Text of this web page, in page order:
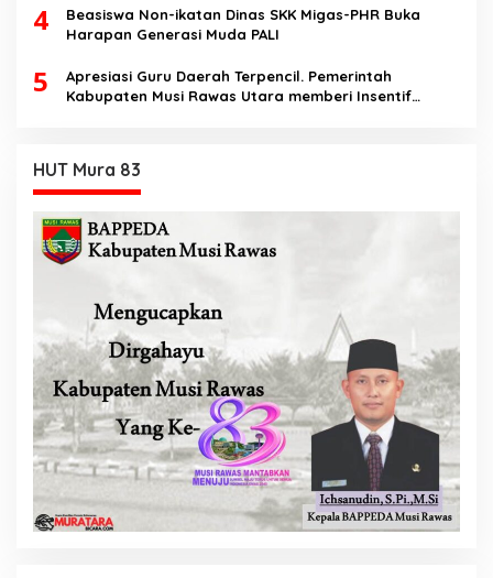
4
Beasiswa Non-ikatan Dinas SKK Migas-PHR Buka
Harapan Generasi Muda PALI
5
Apresiasi Guru Daerah Terpencil. Pemerintah
Kabupaten Musi Rawas Utara memberi Insentif
HUT Mura 83